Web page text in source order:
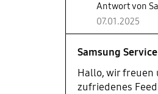
Antwort von
07.01.2025
Samsung
Hallo, wir freuen
zufriedenes